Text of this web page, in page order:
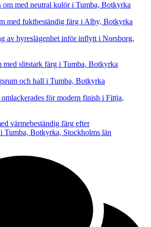
om med neutral kulör i Tumba, Botkyrka
med fuktbeständig färg i Alby, Botkyrka
av hyreslägenhet inför inflytt i Norsborg,
med slitstark färg i Tumba, Botkyrka
och hall i Tumba, Botkyrka
för modern finish i Fittja,
värmebeständig färg efter
Tumba, Botkyrka, Stockholms län